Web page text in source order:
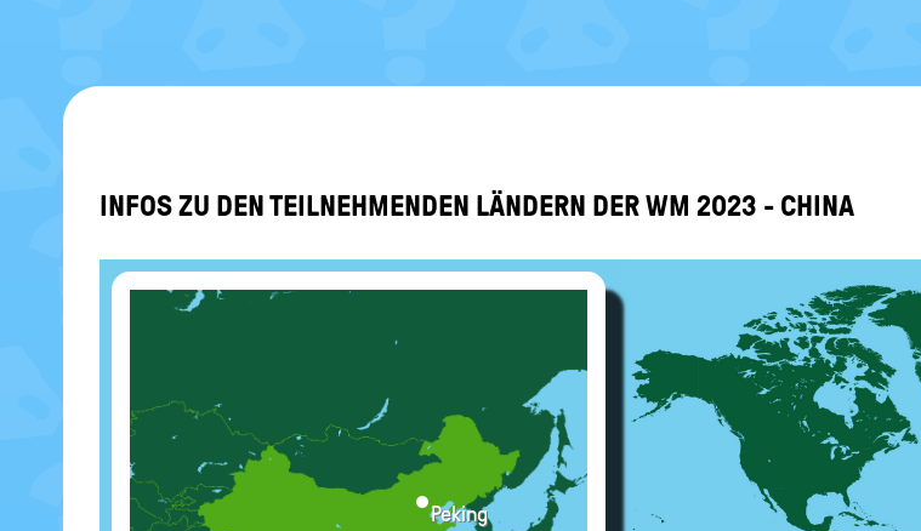
INFOS ZU DEN TEIL­NEH­MEN­DEN LÄN­DERN DER WM 2023 - CHINA
Peking